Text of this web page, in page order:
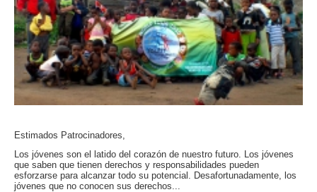
Estimados Patrocinadores,
Los jóvenes son el latido del corazón de nuestro futuro. Los jóvenes
que saben que tienen derechos y responsabilidades pueden
esforzarse para alcanzar todo su potencial. Desafortunadamente, los
jóvenes que no conocen sus derechos...